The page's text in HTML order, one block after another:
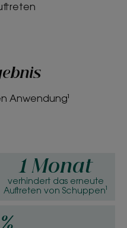
Anwendung¹
1 Monat
verhindert das erneute
Auftreten von Schuppen¹